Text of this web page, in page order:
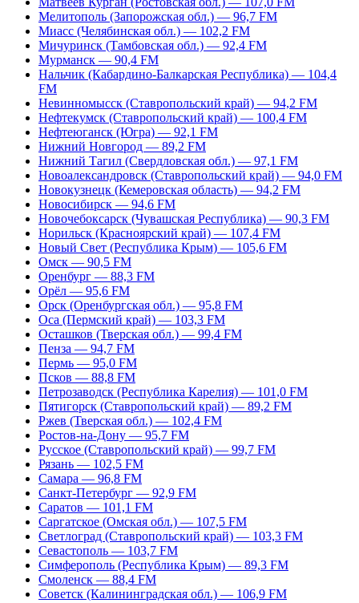
Мелитополь (Запорожская обл.) — 96,7 FM
Миасс (Челябинская обл.) — 102,2 FM
Мичуринск (Тамбовская обл.) — 92,4 FM
Мурманск — 90,4 FM
Нальчик (Кабардино-Балкарская Республика) — 104,4
FM
Невинномысск (Ставропольский край) — 94,2 FM
Нефтекумск (Ставропольский край) — 100,4 FM
Нефтеюганск (Югра) — 92,1 FM
Нижний Новгород — 89,2 FM
Нижний Тагил (Свердловская обл.) — 97,1 FM
Новоалександровск (Ставропольский край) — 94,0 FM
Новокузнецк (Кемеровская область) — 94,2 FM
Новосибирск — 94,6 FM
Новочебоксарск (Чувашская Республика) — 90,3 FM
Норильск (Красноярский край) — 107,4 FM
Новый Свет (Республика Крым) — 105,6 FM
Омск — 90,5 FM
Оренбург — 88,3 FM
Орёл — 95,6 FM
Орск (Оренбургская обл.) — 95,8 FM
Оса (Пермский край) — 103,3 FM
Осташков (Тверская обл.) — 99,4 FM
Пенза — 94,7 FM
Пермь — 95,0 FM
Псков — 88,8 FM
Петрозаводск (Республика Карелия) — 101,0 FM
Пятигорск (Ставропольский край) — 89,2 FM
Ржев (Тверская обл.) — 102,4 FM
Ростов-на-Дону — 95,7 FM
Русское (Ставропольский край) — 99,7 FM
Рязань — 102,5 FM
Самара — 96,8 FM
Санкт-Петербург — 92,9 FM
Саратов — 101,1 FM
Саргатское (Омская обл.) — 107,5 FM
Светлоград (Ставропольский край) — 103,3 FM
Севастополь — 103,7 FM
Симферополь (Республика Крым) — 89,3 FM
Смоленск — 88,4 FM
Советск (Калининградская обл.) — 106,9 FM